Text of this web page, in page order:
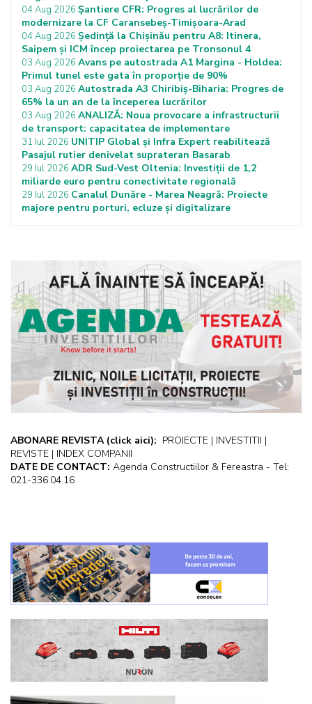
04 Aug 2026 Șantiere CFR: Progres al lucrărilor de
modernizare la CF Caransebeș-Timișoara-Arad
04 Aug 2026 Ședință la Chișinău pentru A8: Itinera,
Saipem și ICM încep proiectarea pe Tronsonul 4
03 Aug 2026 Avans pe autostrada A1 Margina - Holdea:
Primul tunel este gata în proporție de 90%
03 Aug 2026 Autostrada A3 Chiribiș-Biharia: Progres de
65% la un an de la începerea lucrărilor
03 Aug 2026 ANALIZĂ: Noua provocare a infrastructurii
de transport: capacitatea de implementare
31 Iul 2026 UNITIP Global și Infra Expert reabilitează
Pasajul rutier denivelat suprateran Basarab
29 Iul 2026 ADR Sud-Vest Oltenia: Investiții de 1,2
miliarde euro pentru conectivitate regională
29 Iul 2026 Canalul Dunăre - Marea Neagră: Proiecte
majore pentru porturi, ecluze și digitalizare
ABONARE REVISTA (click aici): PROIECTE | INVESTITII |
REVISTE | INDEX COMPANII
DATE DE CONTACT: Agenda Constructiilor & Fereastra - Tel:
021-336.04.16